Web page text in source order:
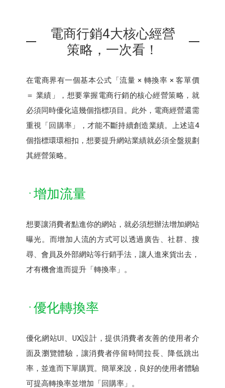
電商行銷4大核心經營
策略，一次看！
在電商界有一個基本公式「流量 × 轉換率 × 客單價
＝ 業績」，想要掌握電商行銷的核心經營策略，就
必須同時優化這幾個指標項目。此外，電商經營還需
重視「回購率」，才能不斷持續創造業績。上述這4
個指標環環相扣，想要提升網站業績就必須全盤規劃
其經營策略。
增加流量
想要讓消費者點進你的網站，就必須想辦法增加網站
曝光。而增加人流的方式可以透過廣告、社群、搜
尋、會員及外部網站等行銷手法，讓人進來貨出去，
才有機會進而提升「轉換率」。
優化轉換率
優化網站UI、UX設計，提供消費者友善的使用者介
面及瀏覽體驗，讓消費者停留時間拉長、降低跳出
率，並進而下單購買。簡單來說，良好的使用者體驗
可提高轉換率並增加「回購率」。